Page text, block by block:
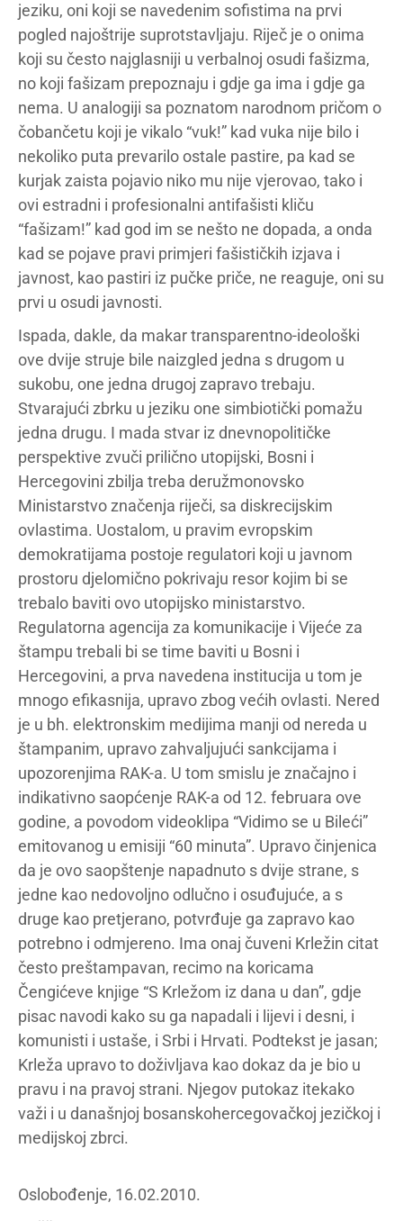
jeziku, oni koji se navedenim sofistima na prvi
pogled najoštrije suprotstavljaju. Riječ je o onima
koji su često najglasniji u verbalnoj osudi fašizma,
no koji fašizam prepoznaju i gdje ga ima i gdje ga
nema. U analogiji sa poznatom narodnom pričom o
čobančetu koji je vikalo “vuk!” kad vuka nije bilo i
nekoliko puta prevarilo ostale pastire, pa kad se
kurjak zaista pojavio niko mu nije vjerovao, tako i
ovi estradni i profesionalni antifašisti kliču
“fašizam!” kad god im se nešto ne dopada, a onda
kad se pojave pravi primjeri fašističkih izjava i
javnost, kao pastiri iz pučke priče, ne reaguje, oni su
prvi u osudi javnosti.
Ispada, dakle, da makar transparentno-ideološki
ove dvije struje bile naizgled jedna s drugom u
sukobu, one jedna drugoj zapravo trebaju.
Stvarajući zbrku u jeziku one simbiotički pomažu
jedna drugu. I mada stvar iz dnevnopolitičke
perspektive zvuči prilično utopijski, Bosni i
Hercegovini zbilja treba deružmonovsko
Ministarstvo značenja riječi, sa diskrecijskim
ovlastima. Uostalom, u pravim evropskim
demokratijama postoje regulatori koji u javnom
prostoru djelomično pokrivaju resor kojim bi se
trebalo baviti ovo utopijsko ministarstvo.
Regulatorna agencija za komunikacije i Vijeće za
štampu trebali bi se time baviti u Bosni i
Hercegovini, a prva navedena institucija u tom je
mnogo efikasnija, upravo zbog većih ovlasti. Nered
je u bh. elektronskim medijima manji od nereda u
štampanim, upravo zahvaljujući sankcijama i
upozorenjima RAK-a. U tom smislu je značajno i
indikativno saopćenje RAK-a od 12. februara ove
godine, a povodom videoklipa “Vidimo se u Bileći”
emitovanog u emisiji “60 minuta”. Upravo činjenica
da je ovo saopštenje napadnuto s dvije strane, s
jedne kao nedovoljno odlučno i osuđujuće, a s
druge kao pretjerano, potvrđuje ga zapravo kao
potrebno i odmjereno. Ima onaj čuveni Krležin citat
često preštampavan, recimo na koricama
Čengićeve knjige “S Krležom iz dana u dan”, gdje
pisac navodi kako su ga napadali i lijevi i desni, i
komunisti i ustaše, i Srbi i Hrvati. Podtekst je jasan;
Krleža upravo to doživljava kao dokaz da je bio u
pravu i na pravoj strani. Njegov putokaz itekako
važi i u današnjoj bosanskohercegovačkoj jezičkoj i
medijskoj zbrci.
Oslobođenje, 16.02.2010.